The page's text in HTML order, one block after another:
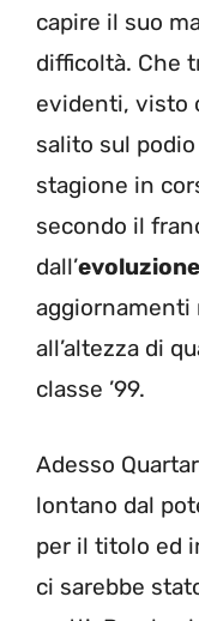
capire il suo
difficoltà. Che
evidenti, visto
salito sul
stagione in
secondo il
dall’
aggiornamenti
all’altezza di
classe ’99.
Adesso
lontano dal
per il titolo ed
ci sarebbe